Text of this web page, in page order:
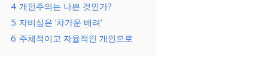
4 개인주의는 나쁜 것인가?
5 자비심은 ‘차가운 배려’
6 주체적이고 자율적인 개인으로